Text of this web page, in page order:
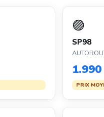
🟣
SP98
PRIX